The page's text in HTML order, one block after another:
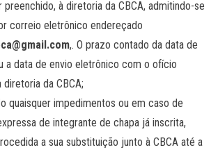
preenchido, à diretoria da CBCA, admitindo-se
correio eletrônico endereçado
,. O prazo contado da data de
a data de envio eletrônico com o ofício
da CBCA;
quaisquer impedimentos ou em caso de
de integrante de chapa já inscrita,
a sua substituição junto à CBCA até a